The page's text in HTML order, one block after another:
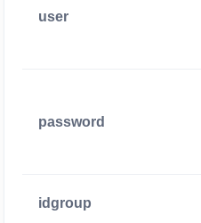
user
password
idgroup